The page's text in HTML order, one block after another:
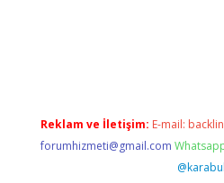
Reklam ve İletişim: E-mail:
forumhizmeti@gmail.com
@karabul